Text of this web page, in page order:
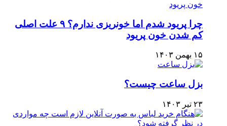
چرا پریود شدم اما خونریزی ندارم؟ ۹ علت اصلی
کم شدن خون پریود
۱۵ بهمن ۱۴۰۳
بزل ساعت چیست؟
۲۳ تیر ۱۴۰۳